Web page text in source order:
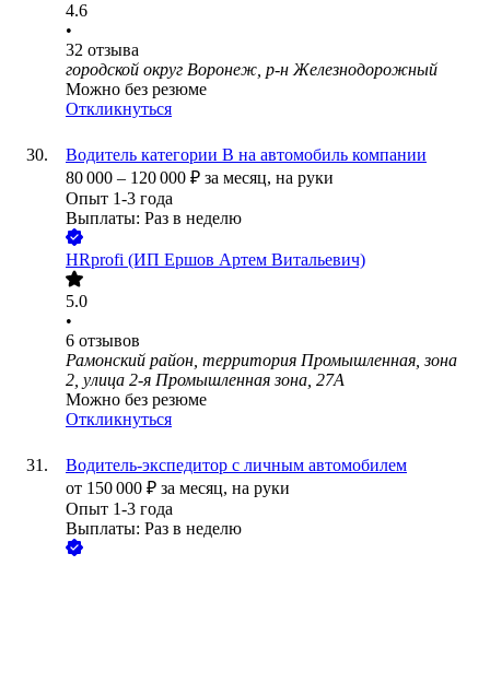
4.6
•
32 отзыва
городской округ Воронеж, р-н Железнодорожный
Можно без резюме
Откликнуться
Водитель категории B на автомобиль компании
80 000 – 120 000 ₽ за месяц, на руки
Опыт 1-3 года
Выплаты: Раз в неделю
HRprofi (ИП Ершов Артем Витальевич)
5.0
•
6 отзывов
Рамонский район, территория Промышленная, зона
2, улица 2-я Промышленная зона, 27А
Можно без резюме
Откликнуться
Водитель-экспедитор с личным автомобилем
от 150 000 ₽ за месяц, на руки
Опыт 1-3 года
Выплаты: Раз в неделю